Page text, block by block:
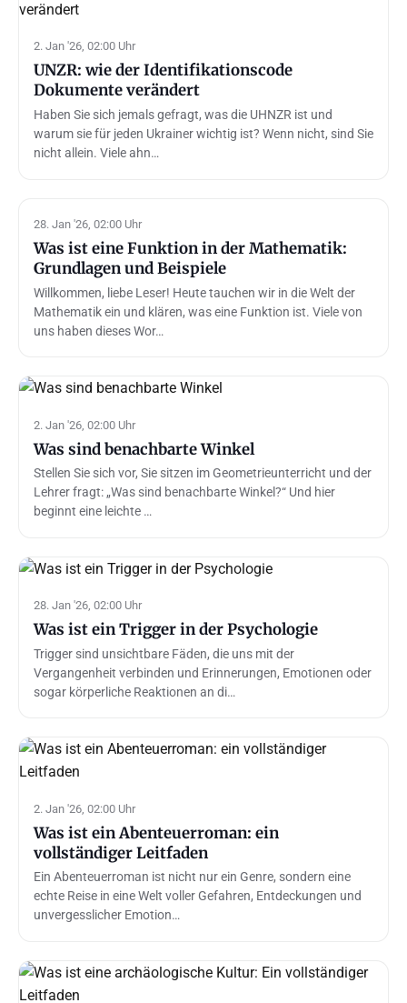
2. Jan '26, 02:00 Uhr
UNZR: wie der Identifikationscode
Dokumente verändert
Haben Sie sich jemals gefragt, was die UHNZR ist und
warum sie für jeden Ukrainer wichtig ist? Wenn nicht, sind Sie
nicht allein. Viele ahn…
28. Jan '26, 02:00 Uhr
Was ist eine Funktion in der Mathematik:
Grundlagen und Beispiele
Willkommen, liebe Leser! Heute tauchen wir in die Welt der
Mathematik ein und klären, was eine Funktion ist. Viele von
uns haben dieses Wor…
2. Jan '26, 02:00 Uhr
Was sind benachbarte Winkel
Stellen Sie sich vor, Sie sitzen im Geometrieunterricht und der
Lehrer fragt: „Was sind benachbarte Winkel?“ Und hier
beginnt eine leichte …
28. Jan '26, 02:00 Uhr
Was ist ein Trigger in der Psychologie
Trigger sind unsichtbare Fäden, die uns mit der
Vergangenheit verbinden und Erinnerungen, Emotionen oder
sogar körperliche Reaktionen an di…
2. Jan '26, 02:00 Uhr
Was ist ein Abenteuerroman: ein
vollständiger Leitfaden
Ein Abenteuerroman ist nicht nur ein Genre, sondern eine
echte Reise in eine Welt voller Gefahren, Entdeckungen und
unvergesslicher Emotion…